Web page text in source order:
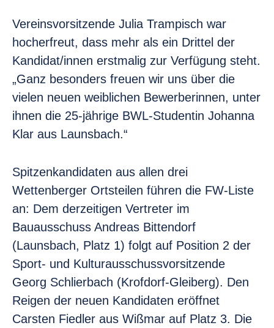
Vereinsvorsitzende Julia Trampisch war
hocherfreut, dass mehr als ein Drittel der
Kandidat/innen erstmalig zur Verfügung steht.
„Ganz besonders freuen wir uns über die
vielen neuen weiblichen Bewerberinnen, unter
ihnen die 25-jährige BWL-Studentin Johanna
Klar aus Launsbach.“
Spitzenkandidaten aus allen drei
Wettenberger Ortsteilen führen die FW-Liste
an: Dem derzeitigen Vertreter im
Bauausschuss Andreas Bittendorf
(Launsbach, Platz 1) folgt auf Position 2 der
Sport- und Kulturausschussvorsitzende
Georg Schlierbach (Krofdorf-Gleiberg). Den
Reigen der neuen Kandidaten eröffnet
Carsten Fiedler aus Wißmar auf Platz 3. Die